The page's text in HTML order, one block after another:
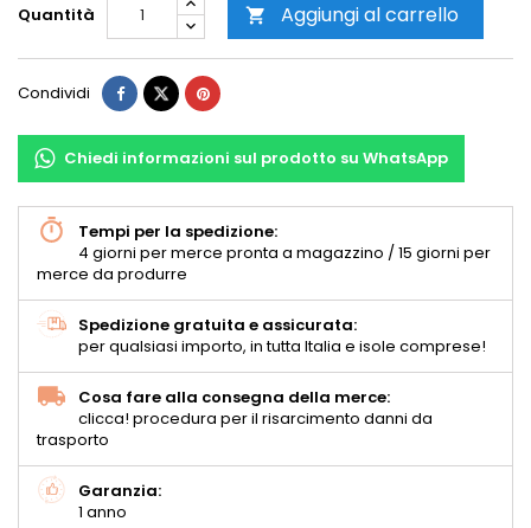
Quantità  Aggiungi al carrello
Condividi
Chiedi informazioni sul prodotto su WhatsApp
Tempi per la spedizione:
4 giorni per merce pronta a magazzino / 15 giorni per
merce da produrre
Spedizione gratuita e assicurata:
per qualsiasi importo, in tutta Italia e isole comprese!
Cosa fare alla consegna della merce:
clicca! procedura per il risarcimento danni da
trasporto
Garanzia:
1 anno